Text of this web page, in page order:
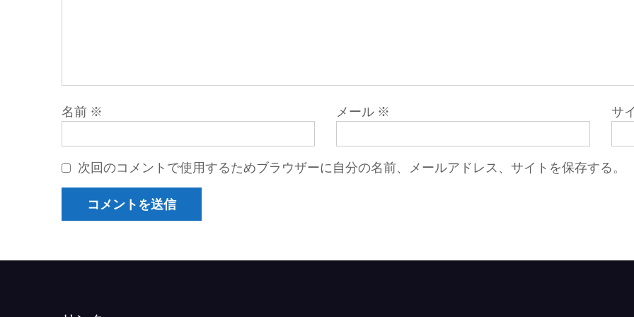
名前 ※ メール ※ サ
次回のコメントで使用するためブラウザーに自分の名前、メールアドレス、サイトを保存する。